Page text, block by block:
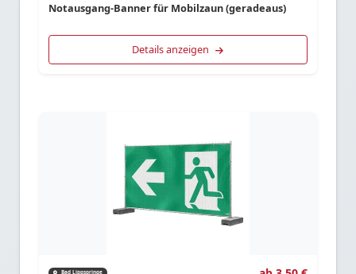
Notausgang-Banner für Mobilzaun (geradeaus)
Details anzeigen
Bad Lippspringe